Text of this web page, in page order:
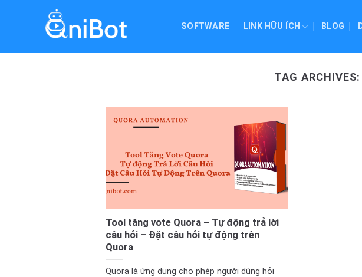
SOFTWARE LINK HỮU ÍCH BLOG
TAG ARCHIVES:
Tool tăng vote Quora – Tự động trả lời
câu hỏi – Đặt câu hỏi tự động trên
Quora
Quora là ứng dụng cho phép người dùng hỏi